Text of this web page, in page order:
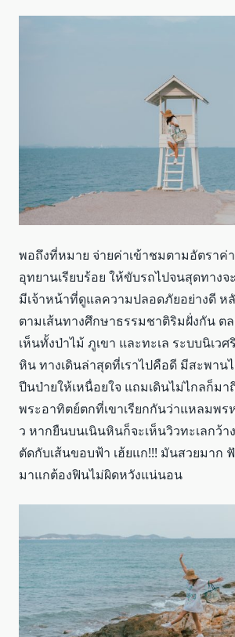
พอถึงที่หมาย จ่ายค่าเข้าชมตามอัตราค่
อุทยานเรียบร้อย ให้ขับรถไปจนสุดทางจ
มีเจ้าหน้าที่ดูแลความปลอดภัยอย่างดี ห
ตามเส้นทางศึกษาธรรมชาติริมฝั่งกัน ตล
เห็นทั้งป่าไม้ ภูเขา และทะเล ระบบนิเว
หิน ทางเดินล่าสุดที่เราไปคือดี มีสะพาน
ปีนป่ายให้เหนื่อยใจ แถมเดินไม่ไกลก็มา
พระอาทิตย์ตกที่เขาเรียกกันว่าแหลมพร
ว หากยืนบนเนินหินก็จะเห็นวิวทะเลกว้
ตัดกับเส้นขอบฟ้า เฮ้ยแก!!! มันสวยมาก
มาแกต้องฟินไม่ผิดหวังแน่นอน